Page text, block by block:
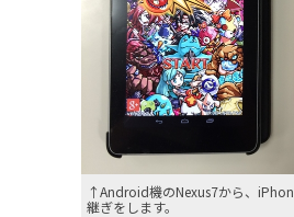
↑Android機のNexus7から、
継ぎをします。